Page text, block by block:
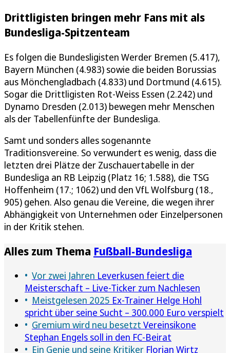
Drittligisten bringen mehr Fans mit als
Bundesliga-Spitzenteam
Es folgen die Bundesligisten Werder Bremen (5.417),
Bayern München (4.983) sowie die beiden Borussias
aus Mönchengladbach (4.833) und Dortmund (4.615).
Sogar die Drittligisten Rot-Weiss Essen (2.242) und
Dynamo Dresden (2.013) bewegen mehr Menschen
als der Tabellenfünfte der Bundesliga.
Samt und sonders alles sogenannte
Traditionsvereine. So verwundert es wenig, dass die
letzten drei Plätze der Zuschauertabelle in der
Bundesliga an RB Leipzig (Platz 16; 1.588), die TSG
Hoffenheim (17.; 1062) und den VfL Wolfsburg (18.,
905) gehen. Also genau die Vereine, die wegen ihrer
Abhängigkeit von Unternehmen oder Einzelpersonen
in der Kritik stehen.
Alles zum Thema Fußball-Bundesliga
Vor zwei Jahren Leverkusen feiert die
Meisterschaft – Live-Ticker zum Nachlesen
Meistgelesen 2025 Ex-Trainer Helge Hohl
spricht über seine Sucht – 300.000 Euro verspielt
Gremium wird neu besetzt Vereinsikone
Stephan Engels soll in den FC-Beirat
Ein Genie und seine Kritiker Florian Wirtz